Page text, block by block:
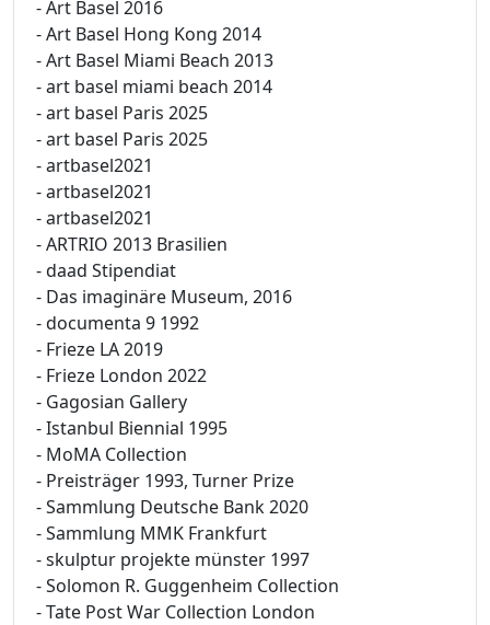
- Art Basel 2016
- Art Basel Hong Kong 2014
- Art Basel Miami Beach 2013
- art basel miami beach 2014
- art basel Paris 2025
- art basel Paris 2025
- artbasel2021
- artbasel2021
- artbasel2021
- ARTRIO 2013 Brasilien
- daad Stipendiat
- Das imaginäre Museum, 2016
- documenta 9 1992
- Frieze LA 2019
- Frieze London 2022
- Gagosian Gallery
- Istanbul Biennial 1995
- MoMA Collection
- Preisträger 1993, Turner Prize
- Sammlung Deutsche Bank 2020
- Sammlung MMK Frankfurt
- skulptur projekte münster 1997
- Solomon R. Guggenheim Collection
- Tate Post War Collection London